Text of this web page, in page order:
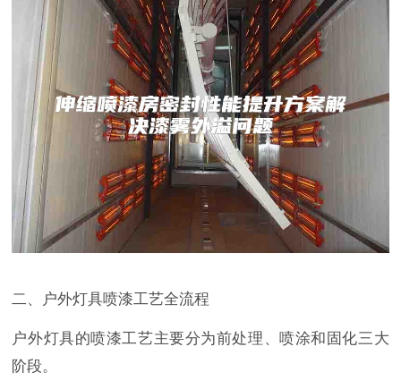
二、户外灯具喷漆工艺全流程
户外灯具的喷漆工艺主要分为前处理、喷涂和固化三大
阶段。